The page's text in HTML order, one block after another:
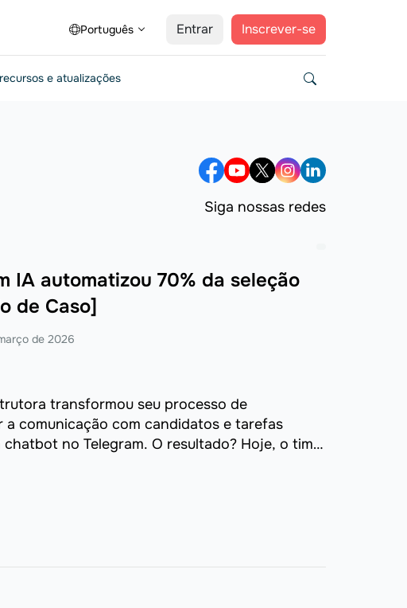
Português Entrar Inscrever-se
e atualizações
Siga nossas redes
IA automatizou 70% da seleção
de Caso]
de 2026
transformou seu processo de
comunicação com candidatos e tarefas
no Telegram. O resultado? Hoje, o time